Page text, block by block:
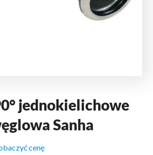
jednokielichowe
Sanha
cenę